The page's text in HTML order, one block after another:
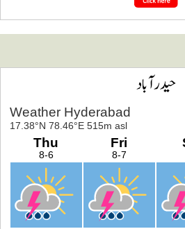
حیدرآباد